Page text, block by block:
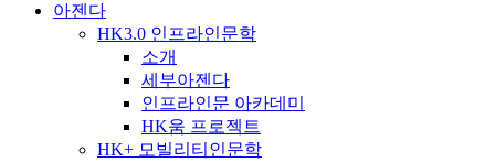
아젠다
HK3.0 인프라인문학
소개
세부아젠다
인프라인문 아카데미
HK움 프로젝트
HK+ 모빌리티인문학